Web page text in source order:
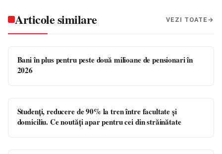
Articole similare VEZI TOATE
Bani în plus pentru peste două milioane de pensionari în
2026
Studenți, reducere de 90% la tren între facultate și
domiciliu. Ce noutăți apar pentru cei din străinătate